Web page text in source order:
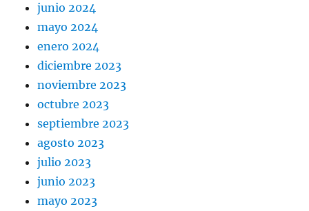
junio 2024
mayo 2024
enero 2024
diciembre 2023
noviembre 2023
octubre 2023
septiembre 2023
agosto 2023
julio 2023
junio 2023
mayo 2023